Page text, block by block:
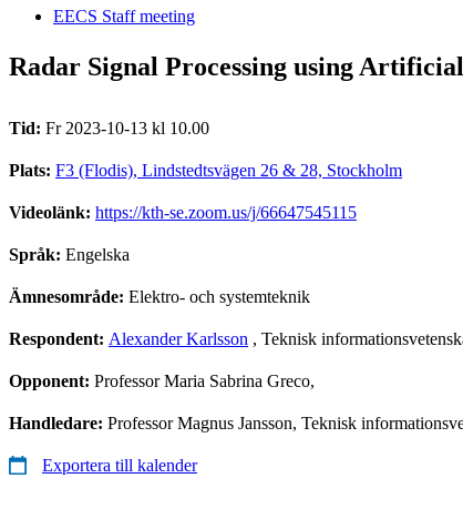
EECS Staff meeting
Radar Signal Processing using
Tid: Fr 2023-10-13 kl 10.00
Plats: F3 (Flodis), Lindstedtsvägen 26 & 28, Stockholm
Videolänk: https://kth-se.zoom.us/j/66647545115
Språk: Engelska
Ämnesområde: Elektro- och systemteknik
Respondent: Alexander Karlsson , Teknisk
Opponent: Professor Maria Sabrina Greco,
Handledare: Professor Magnus Jansson, Teknisk
Exportera till kalender